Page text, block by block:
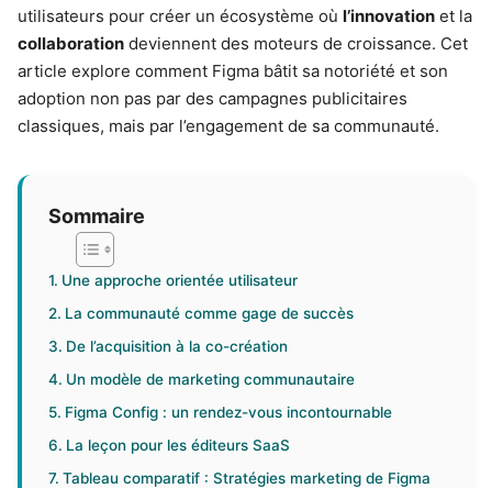
utilisateurs pour créer un écosystème où l’innovation et la
collaboration deviennent des moteurs de croissance. Cet
article explore comment Figma bâtit sa notoriété et son
adoption non pas par des campagnes publicitaires
classiques, mais par l’engagement de sa communauté.
Sommaire
Une approche orientée utilisateur
La communauté comme gage de succès
De l’acquisition à la co-création
Un modèle de marketing communautaire
Figma Config : un rendez-vous incontournable
La leçon pour les éditeurs SaaS
Tableau comparatif : Stratégies marketing de Figma